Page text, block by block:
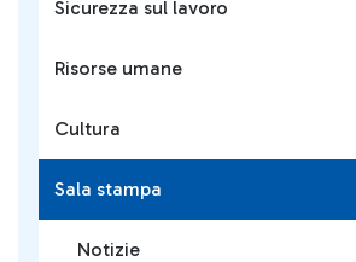
Sicurezza sul lavoro
Risorse umane
Cultura
Sala stampa
Notizie